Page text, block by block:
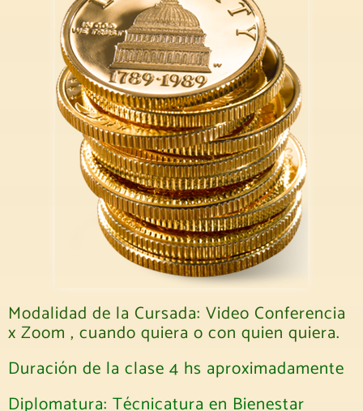
Modalidad de la Cursada: Video Conferencia
x Zoom , cuando quiera o con quien quiera.
Duración de la clase 4 hs aproximadamente
Diplomatura: Técnicatura en Bienestar